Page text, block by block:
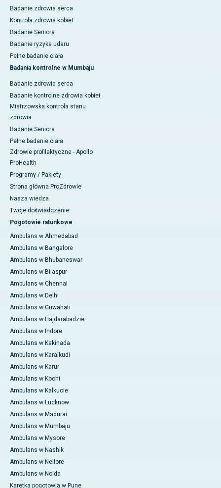
Badanie zdrowia serca
Kontrola zdrowia kobiet
Badanie Seniora
Badanie ryzyka udaru
Pełne badanie ciała
Badania kontrolne w Mumbaju
Badanie zdrowia serca
Badanie kontrolne zdrowia kobiet
Mistrzowska kontrola stanu
zdrowia
Badanie Seniora
Pełne badanie ciała
Zdrowie profilaktyczne - Apollo
ProHealth
Programy / Pakiety
Strona główna ProZdrowie
Nasza wiedza
Twoje doświadczenie
Pogotowie ratunkowe
Ambulans w Ahmedabad
Ambulans w Bangalore
Ambulans w Bhubaneswar
Ambulans w Bilaspur
Ambulans w Chennai
Ambulans w Delhi
Ambulans w Guwahati
Ambulans w Hajdarabadzie
Ambulans w Indore
Ambulans w Kakinada
Ambulans w Karaikudi
Ambulans w Karur
Ambulans w Kochi
Ambulans w Kalkucie
Ambulans w Lucknow
Ambulans w Madurai
Ambulans w Mumbaju
Ambulans w Mysore
Ambulans w Nashik
Ambulans w Nellore
Ambulans w Noida
Karetka pogotowia w Pune